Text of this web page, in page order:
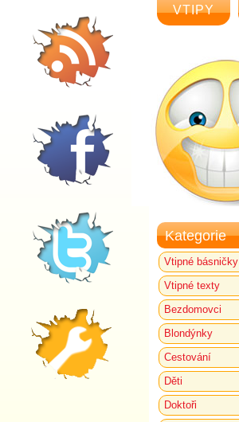
VTIPY
Kategorie
Vtipné básničky
Vtipné texty
Bezdomovci
Blondýnky
Cestování
Děti
Doktoři